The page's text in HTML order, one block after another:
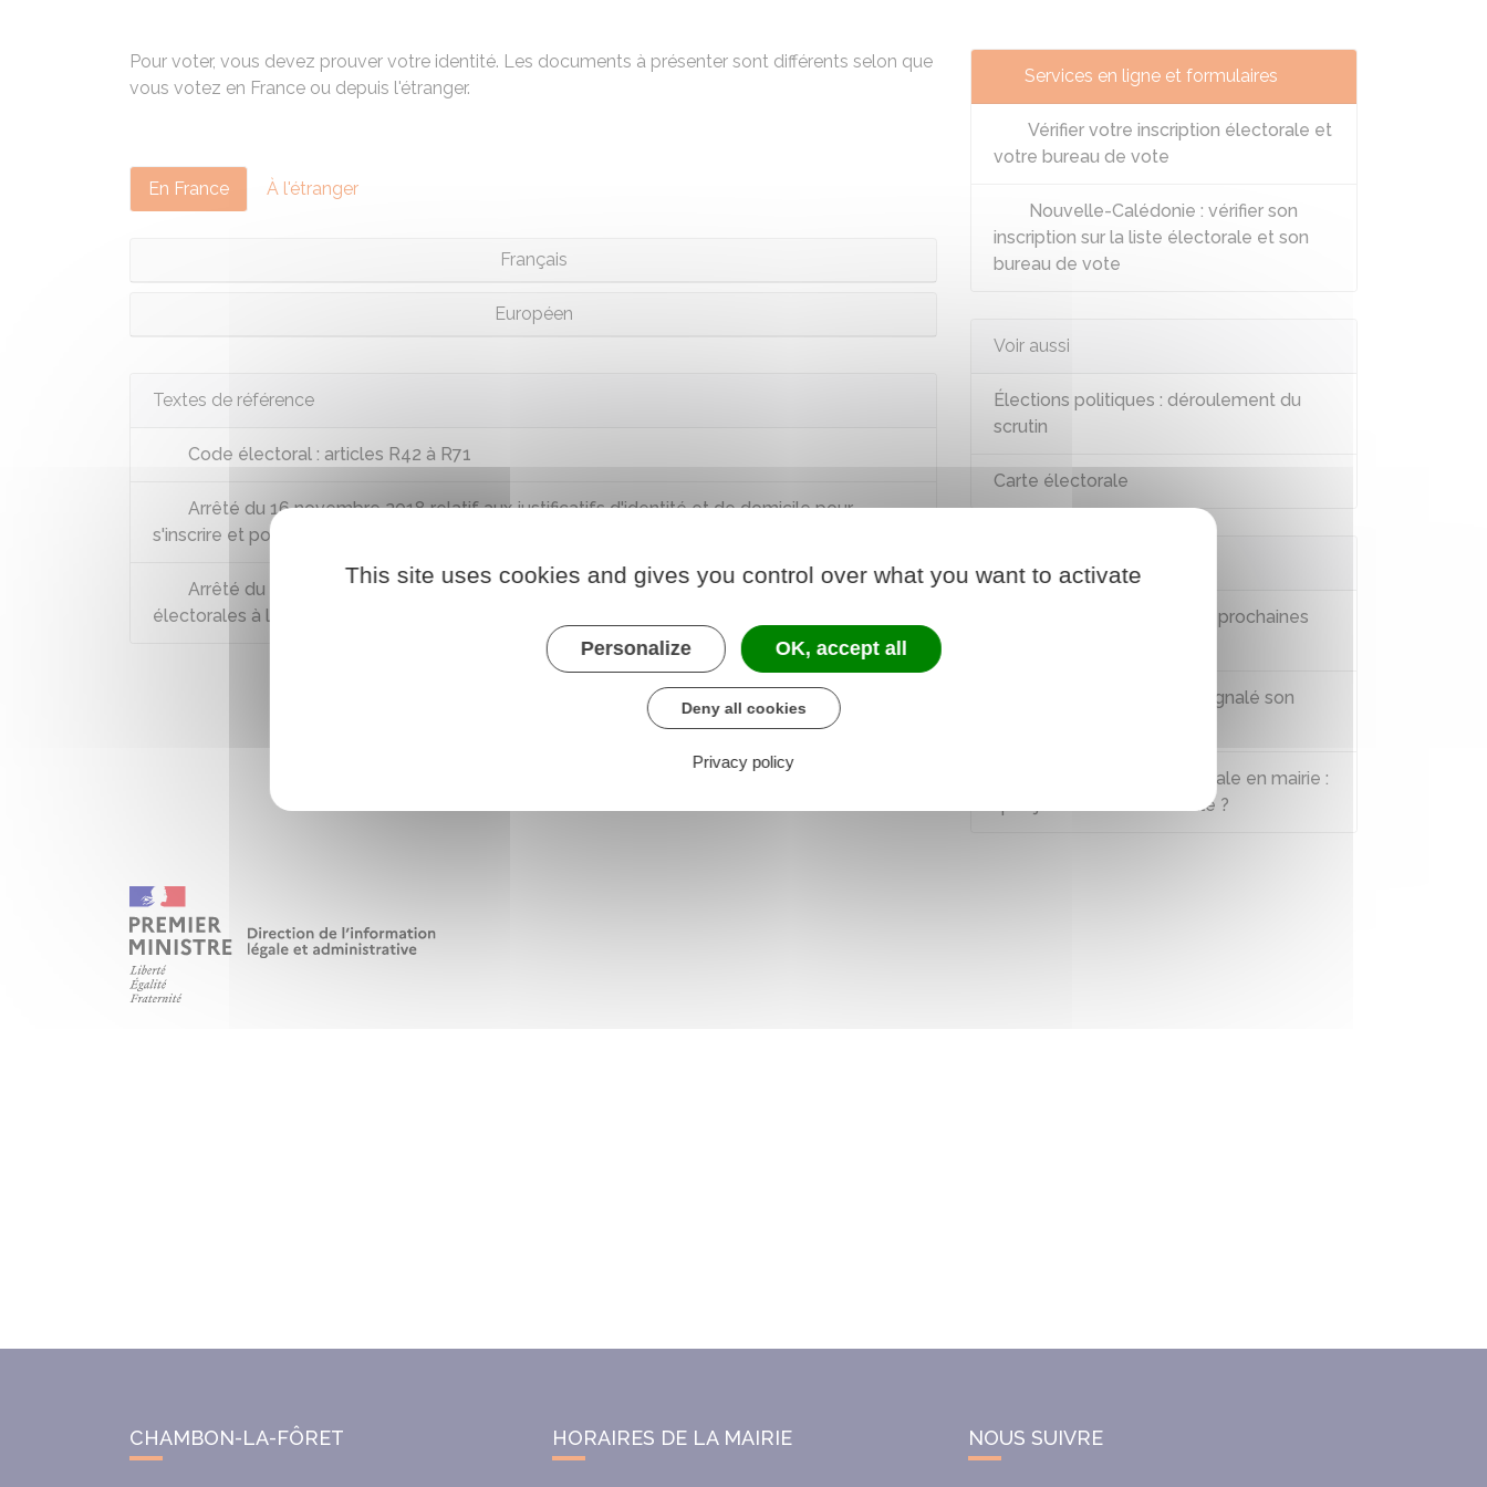
Pour voter, vous devez prouver votre identité. Les documents à présenter sont différents selon que
vous votez en France ou depuis l'étranger.
En France À l'étranger
Français
Européen
Textes de référence
Code électoral : articles R42 à R71
Arrêté du 16 novembre 2018 relatif aux justificatifs d'identité et de domicile pour
s'inscrire et pour voter en mairie
Arrêté du 20 juillet 2007 sur les listes électorales consulaires et les opérations
électorales à l'étranger
Services en ligne et formulaires
Vérifier votre inscription électorale et
votre bureau de vote
Nouvelle-Calédonie : vérifier son
inscription sur la liste électorale et son
bureau de vote
Voir aussi
Élections politiques : déroulement du
scrutin
Carte électorale
Questions ? Réponses !
Quelles sont les dates des prochaines
Peut-on voter sans avoir signalé son
S'inscrire sur la liste électorale en mairie :
quel justificatif de domicile ?
CHAMBON-LA-FÔRET HORAIRES DE LA MAIRIE NOUS SUIVRE
This site uses cookies and gives you control over what you want to activate
Personalize OK, accept all
Deny all cookies
Privacy policy